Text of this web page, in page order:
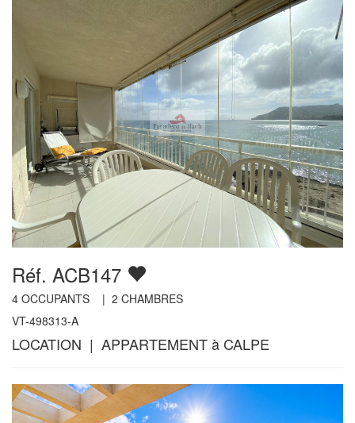
Réf. ACB147
4 OCCUPANTS | 2 CHAMBRES
VT-498313-A
LOCATION | APPARTEMENT à CALPE